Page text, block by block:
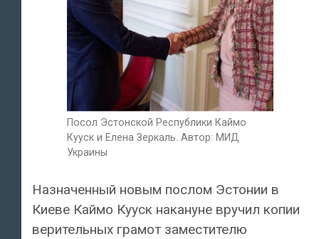
Посол Эстонской Республики Каймо
Кууск и Елена Зеркаль. Автор: МИД
Украины
Назначенный новым послом Эстонии в
Киеве Каймо Кууск накануне вручил копии
верительных грамот заместителю